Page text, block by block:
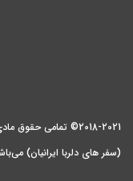
2018-2021© تمامی
(سفر های دلربا ایرانیان) می‌باشد.